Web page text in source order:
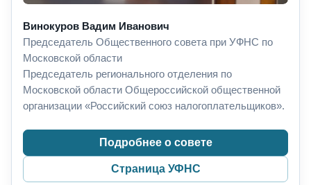
Винокуров Вадим Иванович
Председатель Общественного совета при УФНС по
Московской области
Председатель регионального отделения по
Московской области Общероссийской общественной
организации «Российский союз налогоплательщиков».
Подробнее о совете
Страница УФНС